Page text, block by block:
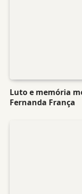
Luto e memória
Fernanda França